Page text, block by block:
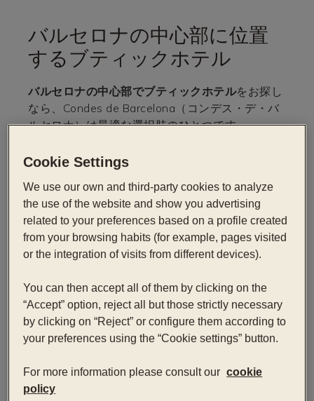
バルセロナの中心部に位置
するブティックホテル
バルセロナの中心部でブティックホテルをお探し
なら、Condes de Barcelona（コンデス・デ・バ
ルセロナ）は最適な選択肢のひとつです。
ムの中心部にあるパセオ・デ・グラシア通り
ん中、 ガウディの「ラ・ペドレラ」の正面という
素晴らしいロケーションに位置しています。ま
た、カタルーニャ広場や 歴史的中心部、その他バ
ルセロナを魅力的でコスモポリタンな街と感じさ
せるような観光スポットから数分の距離という場
グラシア通りに位置する当ホテルは、主要な観光
スポットに徒歩で行くことができ、また、市内の
コンベンションセンターにもプライベートまたは
公共交通機関で数分で行くことができます。
ロケーション
Cookie Settings
We use our own and third-party cookies to analyze
the use of the website and show you advertising
related to your preferences based on a profile created
from your browsing habits (for example, pages visited
or the integration of visits from different devices).
You can then accept all of them by clicking on the
“Accept” option, reject all but those strictly necessary
by clicking on “Reject” or configure them according to
your preferences using the “Cookie settings” button.
For more information please consult our cookie
policy